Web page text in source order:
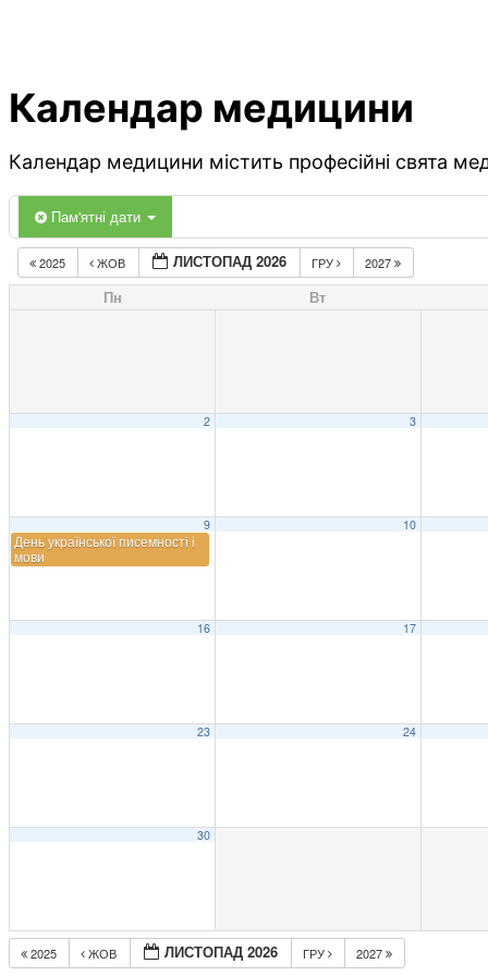
Календар медицини
Календар медицини містить професійні свята
Пам'ятні дати
2025 ЖОВ ЛИСТОПАД 2026 ГРУ 2027
Пн Вт
2 3
9
День української писемності і
мови
10
16 17
23 24
30
2025 ЖОВ ЛИСТОПАД 2026 ГРУ 2027